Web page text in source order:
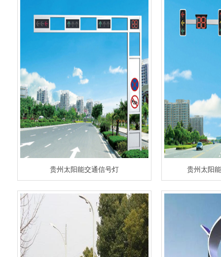
贵州太阳能交通信号灯 贵州太阳